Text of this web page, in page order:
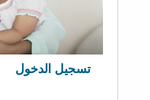
تسجيل الدخول